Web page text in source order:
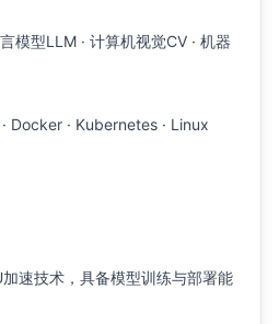
模型LLM · 计算机视觉CV · 机器
Docker · Kubernetes · Linux
速技术，具备模型训练与部署能